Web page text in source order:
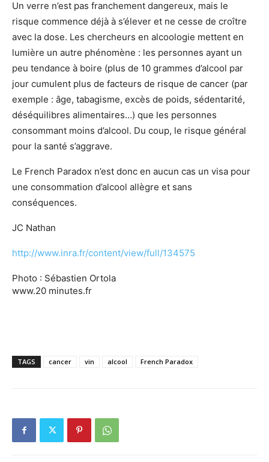
Un verre n’est pas franchement dangereux, mais le
risque commence déjà à s’élever et ne cesse de croître
avec la dose. Les chercheurs en alcoologie mettent en
lumière un autre phénomène : les personnes ayant un
peu tendance à boire (plus de 10 grammes d’alcool par
jour cumulent plus de facteurs de risque de cancer (par
exemple : âge, tabagisme, excès de poids, sédentarité,
déséquilibres alimentaires…) que les personnes
consommant moins d’alcool. Du coup, le risque général
pour la santé s’aggrave.
Le French Paradox n’est donc en aucun cas un visa pour
une consommation d’alcool allègre et sans
conséquences.
JC Nathan
http://www.inra.fr/content/view/full/134575
Photo : Sébastien Ortola
www.20 minutes.fr
TAGS cancer vin alcool French Paradox